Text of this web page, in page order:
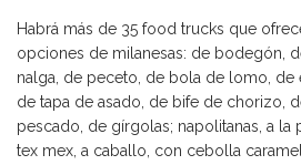
Habrá más de 35 food trucks que
opciones de milanesas: de bodegón,
nalga, de peceto, de bola de lomo, de
de tapa de asado, de bife de chorizo,
pescado, de gírgolas; napolitanas, a la
tex mex, a caballo, con cebolla